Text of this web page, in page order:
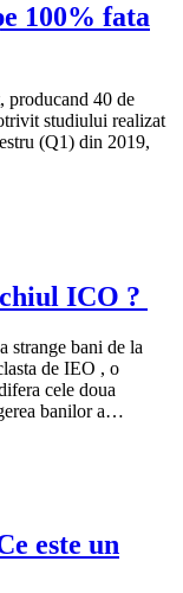
100% fata
producand 40 de
studiului realizat
(Q1) din 2019,
ICO ?
strange bani de la
de IEO , o
cele doua
banilor a…
este un